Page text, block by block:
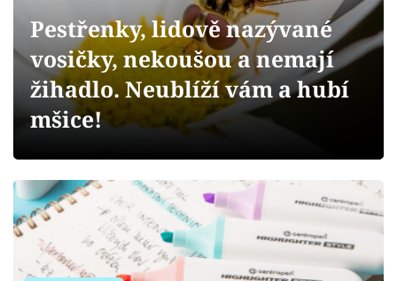
Přihlášení
Sledujte nás
Pestřenky, lidově nazývané
vosičky, nekoušou a nemají
žihadlo. Neublíží vám a hubí
mšice!